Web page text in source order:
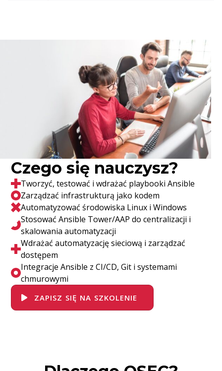
Czego się nauczysz?
Tworzyć, testować i wdrażać playbooki Ansible
Zarządzać infrastrukturą jako kodem
Automatyzować środowiska Linux i Windows
Stosować Ansible Tower/AAP do centralizacji i
skalowania automatyzacji
Wdrażać automatyzację sieciową i zarządzać
dostępem
Integracje Ansible z CI/CD, Git i systemami
chmurowymi
ZAPISZ SIĘ NA SZKOLENIE